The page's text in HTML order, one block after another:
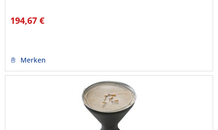
194,67 €
Merken